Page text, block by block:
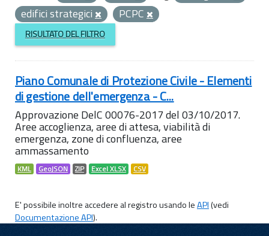
edifici strategici
PCPC
RISULTATO DEL FILTRO
Piano Comunale di Protezione Civile - Elementi
di gestione dell'emergenza - C...
Approvazione DelC 00076-2017 del 03/10/2017.
Aree accoglienza, aree di attesa, viabilità di
emergenza, zone di confluenza, aree
ammassamento
KML GeoJSON ZIP Excel XLSX CSV
E' possibile inoltre accedere al registro usando leAPI(vedi
Documentazione API).